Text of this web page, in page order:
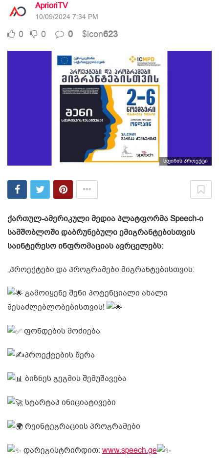
AprioriTV
10/09/2024 7:34 PM
0 0 0 $icon623
სფიჩის პროექტი
ქართულ-ამერიკული მედია პლატფორმა Speech-ი
სამშობლოში დაბრუნებული ემიგრანტებისთვის
საინტერესო ინფრომაციას ავრცელებს:
„პროექტები და პროგრამები მიგრანტებისთვის:
გამოიყენე შენი პოტენციალი ახალი
შესაძლებლობებისთვის!
ფონდების მოძიება
პროექტების წერა
ბიზნეს გეგმის შემუშავება
სტარტაპ ინიციატივები
რეინტეგრაციის პროგრამები
დარეგისტრირდით: www.speech.ge